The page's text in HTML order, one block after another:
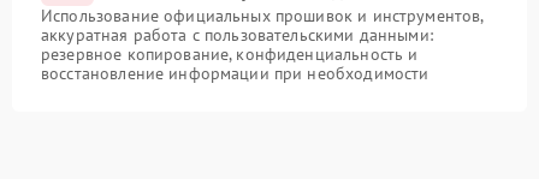
Использование официальных прошивок и инструментов,
аккуратная работа с пользовательскими данными:
резервное копирование, конфиденциальность и
восстановление информации при необходимости